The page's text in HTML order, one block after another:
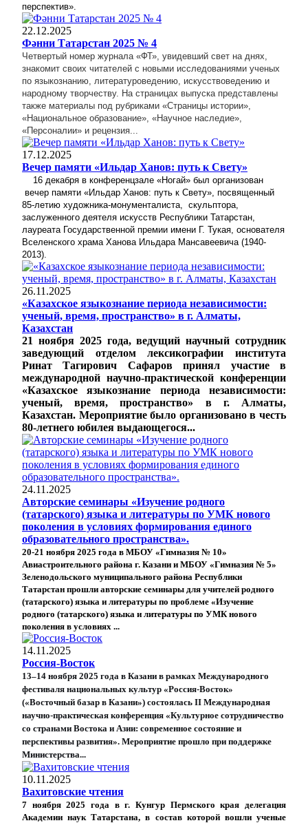
перспектив»
22.12.2025
Фәнни Татарстан 2025 № 4
Четвертый номер журнала «ФТ», увидевший свет на днях,
знакомит своих читателей с новыми исследованиями ученых
по языкознанию, литературоведению, искусствоведению и
народному творчеству. На страницах выпуска представлены
также материалы под рубриками «Страницы истории»,
«Национальное образование», «Научное наследие»,
«Персоналии» и рецензия...
17.12.2025
Вечер памяти «Ильдар Ханов: путь к Свету»
16 декабря в конференцзале «Ногай» был организован
вечер памяти «Ильдар Ханов: путь к Свету», посвященный
85-летию художника-монументалиста,
скульптора,
заслуженного деятеля искусств Республики Татарстан,
лауреата Государственной премии имени Г. Тукая, основателя
Вселенского храма Ханова Ильдара Мансавеевича (1940-
2013).
26.11.2025
«Казахское языкознание периода независимости:
ученый, время, пространство» в г. Алматы,
Казахстан
21 ноября 2025 года, ведущий научный сотрудник
заведующий отделом лексикографии института
Ринат Тагирович Сафаров принял участие в
международной научно-практической конференции
«Казахское языкознание периода независимости:
ученый, время, пространство» в г. Алматы,
Казахстан. Мероприятие было организовано в честь
80-летнего юбилея выдающегося...
24.11.2025
Авторские семинары «Изучение родного
(татарского) языка и литературы по УМК нового
поколения в условиях формирования единого
образовательного пространства».
20-21 ноября 2025 года в МБОУ «Гимназия № 10»
Авиастроительного района г. Казани и МБОУ «Гимназия № 5»
Зеленодольского муниципального района Республики
Татарстан прошли авторские семинары для учителей родного
(татарского) языка и литературы по проблеме «Изучение
родного (татарского) языка и литературы по УМК нового
поколения в условиях ...
14.11.2025
Россия-Восток
13–14 ноября 2025 года в Казани в рамках Международного
фестиваля национальных культур «Россия-Восток»
(«Восточный базар в Казани») состоялась II Международная
научно-практическая конференция «Культурное сотрудничество
со странами Востока и Азии: современное состояние и
перспективы развития». Мероприятие прошло при поддержке
Министерства...
10.11.2025
Вахитовские чтения
7 ноября 2025 года в г. Кунгур Пермского края делегация
Академии наук Татарстана, в состав которой вошли ученые